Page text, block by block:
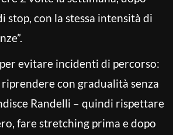
stop, con la stessa intensità di
evitare incidenti di percorso:
riprendere con gradualità senza
Randelli – quindi rispettare
fare stretching prima e dopo